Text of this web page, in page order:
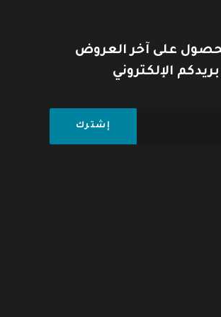
على آخر العروض
الإلكتروني